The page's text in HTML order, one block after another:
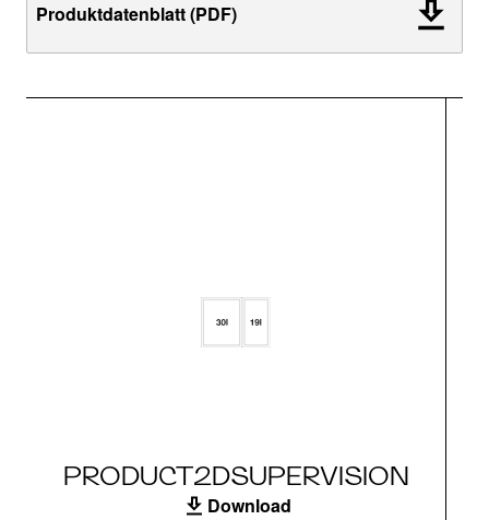
Produktdatenblatt (PDF)
PRODUCT2DSUPERVISION
Download